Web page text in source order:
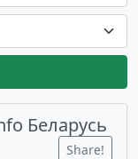
Беларусь
Share!